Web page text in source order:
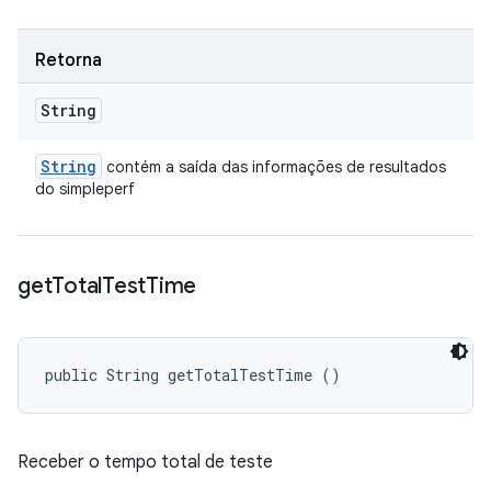
Retorna
String
String contém a saída das informações de resultados
do simpleperf
getTotalTestTime
public String getTotalTestTime ()
Receber o tempo total de teste